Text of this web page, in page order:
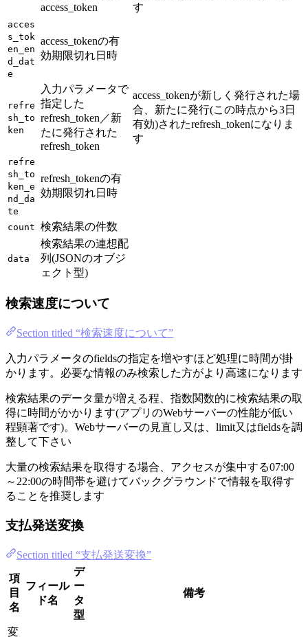
access_token
す
acces
s_tok
en_en
d_dat
e
access_tokenの有
効期限切れ日時
refre
sh_to
ken
入力パラメータで
指定した
refresh_token／新
たに発行された
refresh_token
access_tokenが新しく発行された場
合、新たに発行(この時点から3日
有効)されたrefresh_tokenになりま
す
refre
sh_to
ken_e
nd_da
te
refresh_tokenの有
効期限切れ日時
count 検索結果の件数
data
検索結果の連想配
列(JSONのオブジ
ェクト型)
検索速度について
Section titled “検索速度について”
入力パラメータのfieldsの指定を増やすほど処理に時間が掛
かります。必要な情報のみ検索した方がより高速になります
検索結果のデータ量が増える程、指数関数的に検索結果の取
得に時間がかかります(アプリのWebサーバーの性能が低い
程顕著です)。Webサーバーの見直し又は、limit又はfieldsを調
整して下さい
大量の検索結果を取得する場合、アクセスが集中する07:00
～22:00の時間帯を避けてバックグラウンドで情報を取得す
ることを推奨します
支払発送変換
Section titled “支払発送変換”
項
目
名
フィール
ド名
デ
ー
タ
型
備考
変